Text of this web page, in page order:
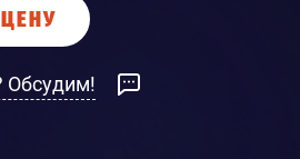
Обсудим!